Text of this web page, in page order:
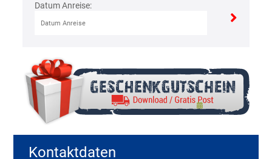
Datum Anreise:
Kontaktdaten